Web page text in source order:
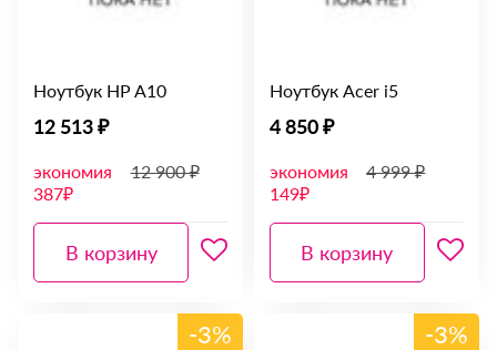
Ноутбук HP A10
12 513 ₽
экономия
387₽
12 900 ₽
В корзину
Ноутбук Acer i5
4 850 ₽
экономия
149₽
4 999 ₽
В корзину
-3% -3%